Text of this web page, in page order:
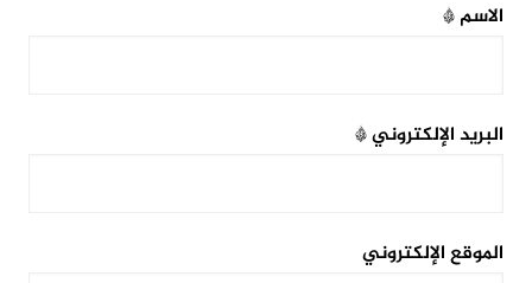
الاسم*
البريد الإلكتروني*
الموقع الإلكتروني